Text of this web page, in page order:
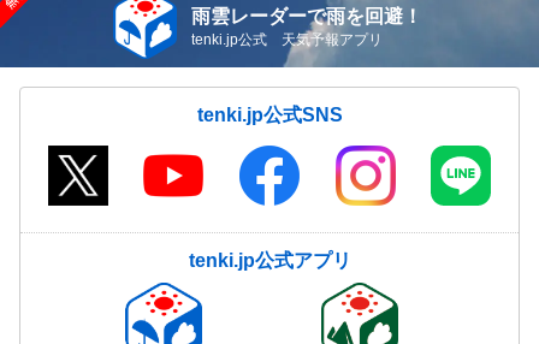
雨雲レーダーで雨を回避！
tenki.jp公式 天気予報アプリ
tenki.jp公式SNS
tenki.jp公式アプリ